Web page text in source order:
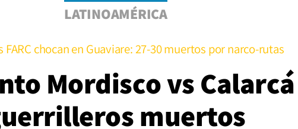
LATINOAMÉRICA
FARC chocan en Guaviare: 27-30 muertos por narco-rutas
Mordisco vs
muertos